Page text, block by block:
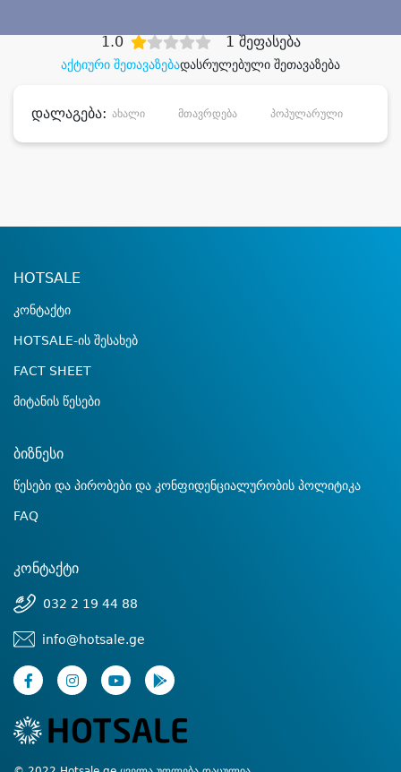
აქტიური შეთავაზებადასრულებული შეთავაზება
1.0 1 შეფასება
დალაგება: ახალი მთავრდება პოპულარული
HOTSALE
კონტაქტი
HOTSALE-ის შესახებ
FACT SHEET
მიტანის წესები
ბიზნესი
წესები და პირობები და კონფიდენციალურობის პოლიტიკა
FAQ
კონტაქტი
032 2 19 44 88
info@hotsale.ge